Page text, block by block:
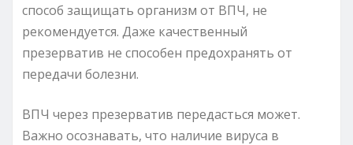
способ защищать организм от ВПЧ, не
рекомендуется. Даже качественный
презерватив не способен предохранять от
передачи болезни.
ВПЧ через презерватив передасться может.
Важно осознавать, что наличие вируса в